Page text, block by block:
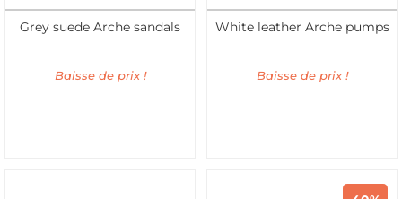
Grey suede Arche sandals
Baisse de prix !
White leather Arche pumps
Baisse de prix !